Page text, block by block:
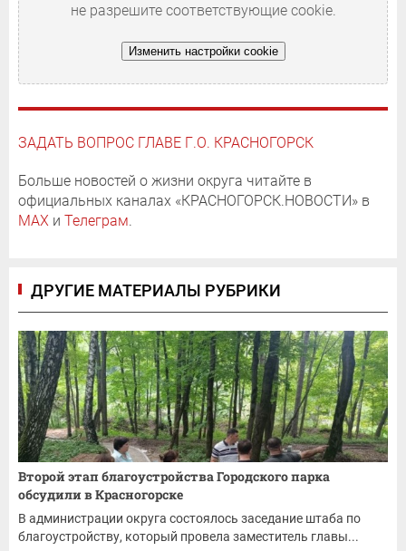
не разрешите соответствующие cookie.
Изменить настройки cookie
ЗАДАТЬ ВОПРОС ГЛАВЕ Г.О. КРАСНОГОРСК
Больше новостей о жизни округа читайте в
официальных каналах «КРАСНОГОРСК.НОВОСТИ» в
MAX и Телеграм.
ДРУГИЕ МАТЕРИАЛЫ РУБРИКИ
Второй этап благоустройства Городского парка
обсудили в Красногорске
В администрации округа состоялось заседание штаба по
благоустройству, который провела заместитель главы...